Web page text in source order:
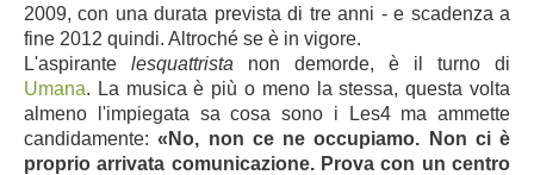
2009, con una durata prevista di tre anni - e scadenza a
fine 2012 quindi. Altroché se è in vigore.
L'aspirante lesquattrista non demorde, è il turno di
Umana. La musica è più o meno la stessa, questa volta
almeno l'impiegata sa cosa sono i Les4 ma ammette
candidamente:«No, non ce ne occupiamo. Non ci è
proprio arrivata comunicazione. Prova con un centro